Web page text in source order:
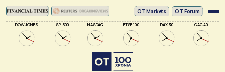
DOW JONES SP 500 NASDAQ FTSE 100 DAX 30 CAC 40
ΟΤ Markets OT Forum